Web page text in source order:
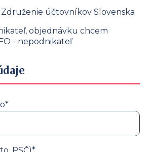
účtovníkov Slovenska
objednávku chcem
- nepodnikateľ